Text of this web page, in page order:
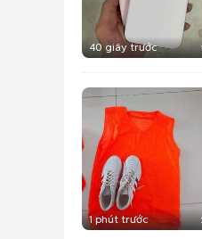
40 giây trước
1 phút trước